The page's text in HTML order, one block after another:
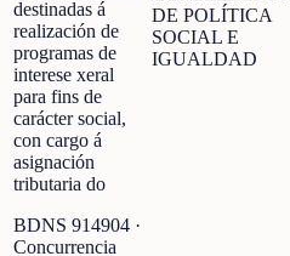
destinadas á
realización de
programas de
interese xeral
para fins de
carácter social,
con cargo á
asignación
tributaria do
BDNS 914904 ·
Concurrencia
DE POLÍTICA
SOCIAL E
IGUALDAD